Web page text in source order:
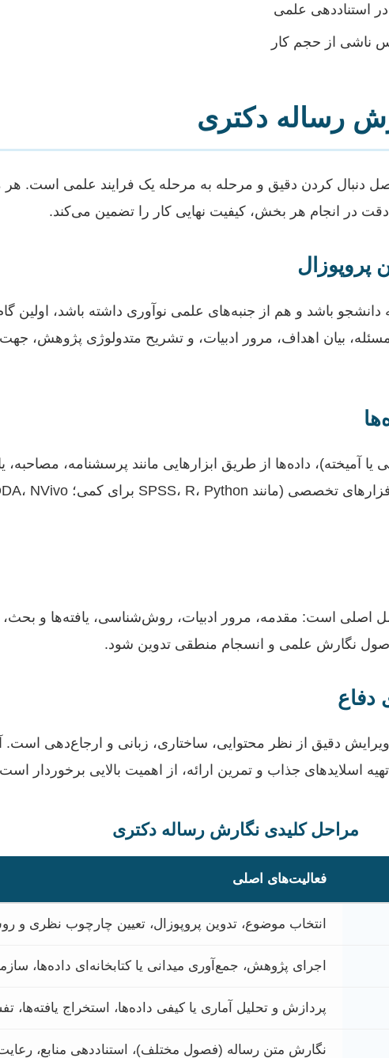
استناددهی علمی
ناشی از حجم کار
رساله دکتری
دنبال کردن دقیق و مرحله به مرحله یک فرایند علمی است. هر
در انجام هر بخش، کیفیت نهایی کار را تضمین می‌کند.
باشد و هم از جنبه‌های علمی نوآوری داشته باشد، اولین
بیان اهداف، مرور ادبیات، و تشریح متدولوژی پژوهش،
آمیخته)، داده‌ها از طریق ابزارهایی مانند پرسشنامه، مصاحبه،
اصلی است: مقدمه، مرور ادبیات، روش‌شناسی، یافته‌ها و بحث،
اصول نگارش علمی و انسجام منطقی تدوین شود.
ویرایش دقیق از نظر محتوایی، ساختاری، زبانی و ارجاع‌دهی است.
اسلایدهای جذاب و تمرین ارائه، از اهمیت بالایی برخوردار
مراحل کلیدی نگارش رساله دکتری
فعالیت‌های اصلی
انتخاب موضوع، تدوین پروپوزال، تعیین چارچوب نظری و
اجرای پژوهش، جمع‌آوری میدانی یا کتابخانه‌ای داده‌ها،
پردازش و تحلیل آماری یا کیفی داده‌ها، استخراج یافته‌ها،
نگارش متن رساله (فصول مختلف)، استناددهی منابع،